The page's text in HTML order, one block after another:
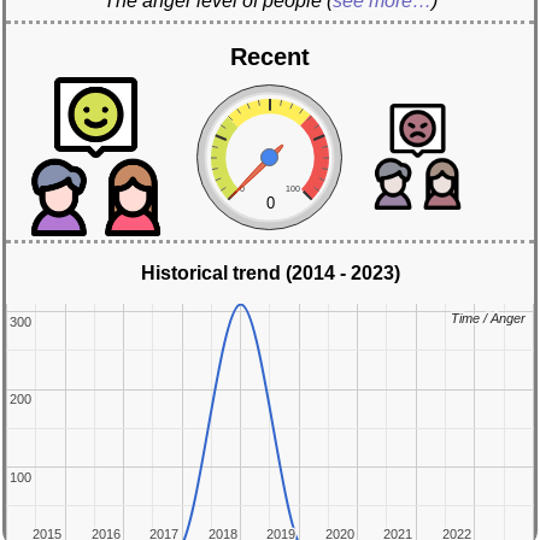
Recent
0 100
0
Historical trend (2014 - 2023)
2015
2015 2016
2016 2017
2017 2018
2018 2019
2019 2020
2020 2021
2021 2022
2022
100
100
200
200
300
300 Time / Anger
Time / Anger